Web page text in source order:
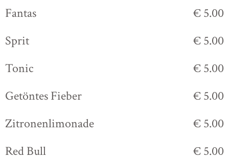
Fantas
€ 5.00
Sprit
€ 5.00
Tonic
€ 5.00
Getöntes Fieber
€ 5.00
Zitronenlimonade
€ 5.00
Red Bull
€ 5.00